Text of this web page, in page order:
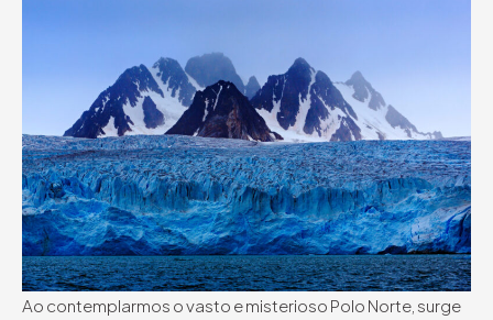
Ao contemplarmos o vasto e misterioso Polo Norte, surge